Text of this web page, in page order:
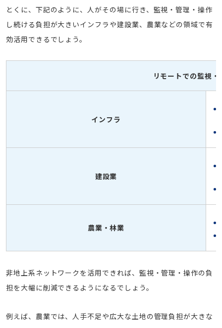
とくに、下記のように、人がその場に行き、監視・管理・操作
し続ける負担が大きいインフラや建設業、農業などの領域で有
効活用できるでしょう。
リモートでの監視
インフラ
建設業
農業・林業
非地上系ネットワークを活用できれば、監視・管理・操作の負
担を大幅に削減できるようになるでしょう。
例えば、農業では、人手不足や広大な土地の管理負担が大きな